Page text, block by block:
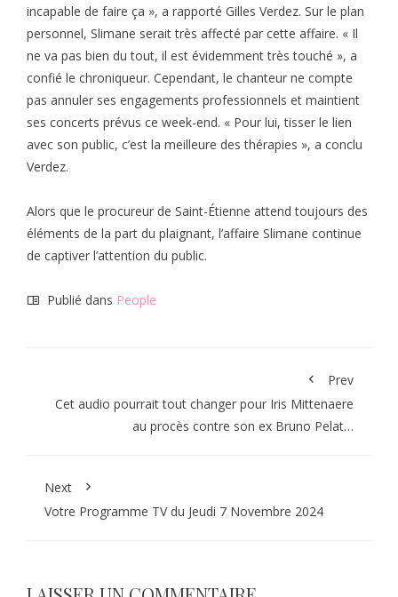
incapable de faire ça », a rapporté Gilles Verdez. Sur le plan
personnel, Slimane serait très affecté par cette affaire. « Il
ne va pas bien du tout, il est évidemment très touché », a
confié le chroniqueur. Cependant, le chanteur ne compte
pas annuler ses engagements professionnels et maintient
ses concerts prévus ce week-end. « Pour lui, tisser le lien
avec son public, c’est la meilleure des thérapies », a conclu
Verdez.
Alors que le procureur de Saint-Étienne attend toujours des
éléments de la part du plaignant, l’affaire Slimane continue
de captiver l’attention du public.
Publié dans People
Prev
Cet audio pourrait tout changer pour Iris Mittenaere
au procès contre son ex Bruno Pelat…
Next
Votre Programme TV du Jeudi 7 Novembre 2024